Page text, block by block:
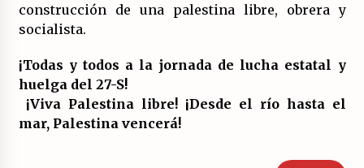
construcción de una palestina libre, obrera y
socialista.
¡Todas y todos a la jornada de lucha estatal y
huelga del 27-S!
¡Viva Palestina libre! ¡Desde el río hasta el
mar, Palestina vencerá!